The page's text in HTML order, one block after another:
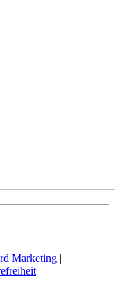
Marketing |